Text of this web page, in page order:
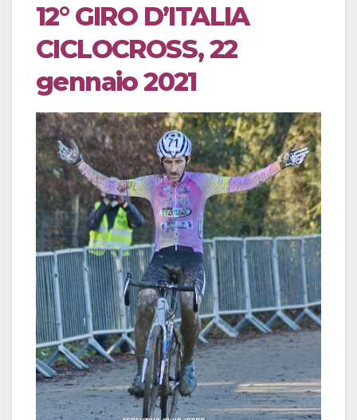
12° GIRO D’ITALIA
CICLOCROSS, 22
gennaio 2021